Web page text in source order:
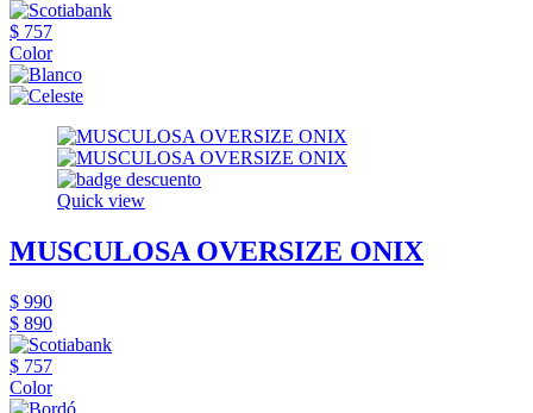
$ 757
Color
Quick view
MUSCULOSA OVERSIZE ONIX
$ 990
$ 890
$ 757
Color